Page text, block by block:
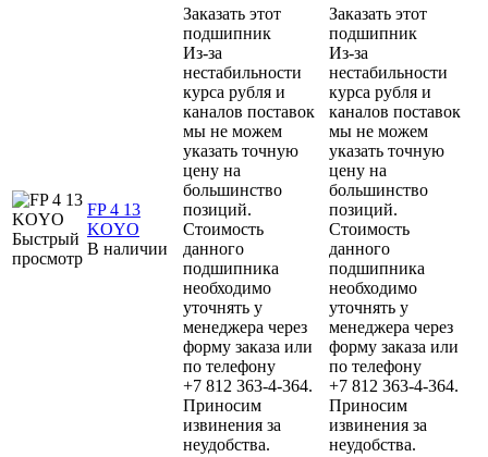
Быстрый
просмотр
FP 4 13
KOYO
В наличии
Заказать этот
подшипник
Из-за
нестабильности
курса рубля и
каналов поставок
мы не можем
указать точную
цену на
большинство
позиций.
Стоимость
данного
подшипника
необходимо
уточнять у
менеджера через
форму заказа или
по телефону
+7 812 363-4-364.
Приносим
извинения за
неудобства.
Заказать этот
подшипник
Из-за
нестабильности
курса рубля и
каналов поставок
мы не можем
указать точную
цену на
большинство
позиций.
Стоимость
данного
подшипника
необходимо
уточнять у
менеджера через
форму заказа или
по телефону
+7 812 363-4-364.
Приносим
извинения за
неудобства.